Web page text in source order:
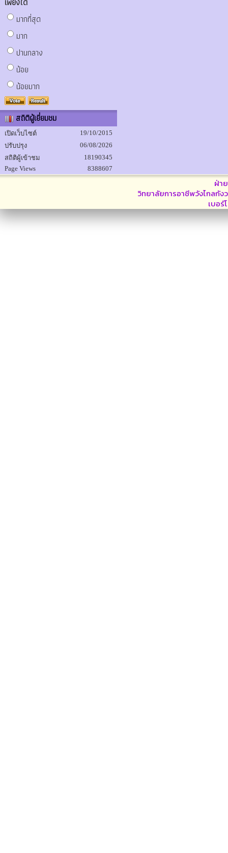
มากที่สุด
มาก
ปานกลาง
น้อย
น้อยมาก
สถิติผู้เยี่ยมชม
เปิดเว็บไซต์
19/10/2015
ปรับปรุง
06/08/2026
สถิติผู้เข้าชม
18190345
Page Views
8388607
ฝ่า
วิทยาลัยการอาชีพวังไกลกัง
เบอ